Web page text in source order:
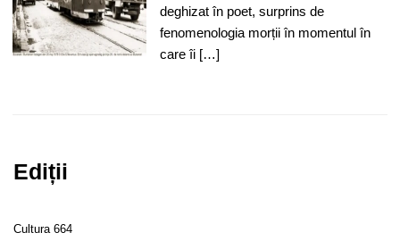
deghizat în poet, surprins de
fenomenologia morții în momentul în
care îi […]
Ediții
Cultura 664